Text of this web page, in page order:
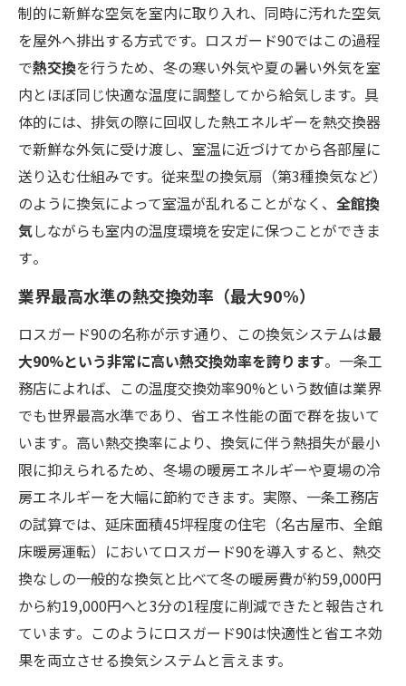
制的に新鮮な空気を室内に取り入れ、同時に汚れた空気
を屋外へ排出する方式です。ロスガード90ではこの過程
で熱交換を行うため、冬の寒い外気や夏の暑い外気を室
内とほぼ同じ快適な温度に調整してから給気します。具
体的には、排気の際に回収した熱エネルギーを熱交換器
で新鮮な外気に受け渡し、室温に近づけてから各部屋に
送り込む仕組みです。従来型の換気扇（第3種換気など）
のように換気によって室温が乱れることがなく、 全館換
気しながらも室内の温度環境を安定に保つことができま
す​。
業界最高水準の熱交換効率（最大90%）
ロスガード90の名称が示す通り、この換気システムは最
大90%という非常に高い熱交換効率を誇ります​。一条工
務店によれば、この温度交換効率90%という数値は業界
でも世界最高水準であり、省エネ性能の面で群を抜いて
います​。高い熱交換率により、換気に伴う熱損失が最小
限に抑えられるため、冬場の暖房エネルギーや夏場の冷
房エネルギーを大幅に節約できます。実際、一条工務店
の試算では、延床面積45坪程度の住宅（名古屋市、全館
床暖房運転）においてロスガード90を導入すると、熱交
換なしの一般的な換気と比べて冬の暖房費が約59,000円
から約19,000円へと3分の1程度に削減できたと報告され
ています​。このようにロスガード90は快適性と省エネ効
果を両立させる換気システムと言えます。